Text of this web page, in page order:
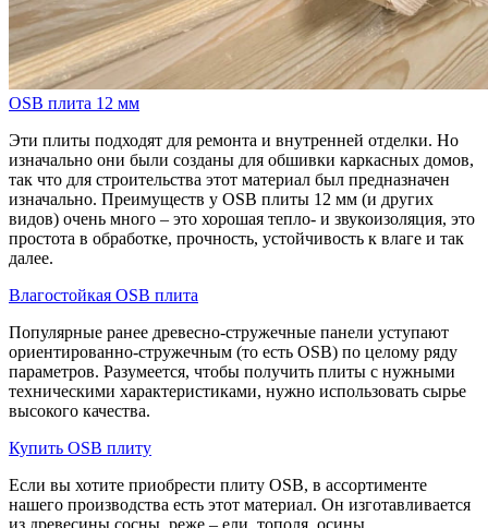
OSB плита 12 мм
Эти плиты подходят для ремонта и внутренней отделки. Но
изначально они были созданы для обшивки каркасных домов,
так что для строительства этот материал был предназначен
изначально. Преимуществ у OSB плиты 12 мм (и других
видов) очень много – это хорошая тепло- и звукоизоляция, это
простота в обработке, прочность, устойчивость к влаге и так
далее.
Влагостойкая OSB плита
Популярные ранее древесно-стружечные панели уступают
ориентированно-стружечным (то есть OSB) по целому ряду
параметров. Разумеется, чтобы получить плиты с нужными
техническими характеристиками, нужно использовать сырье
высокого качества.
Купить OSB плиту
Если вы хотите приобрести плиту OSB, в ассортименте
нашего производства есть этот материал. Он изготавливается
из древесины сосны, реже – ели, тополя, осины.